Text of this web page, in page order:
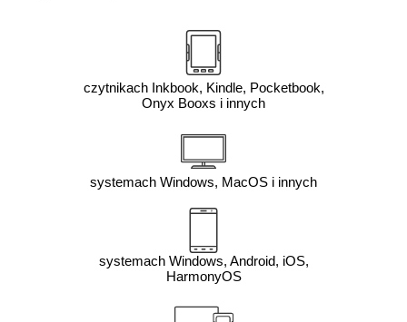
czytnikach Inkbook, Kindle, Pocketbook,
Onyx Booxs i innych
systemach Windows, MacOS i innych
systemach Windows, Android, iOS,
HarmonyOS